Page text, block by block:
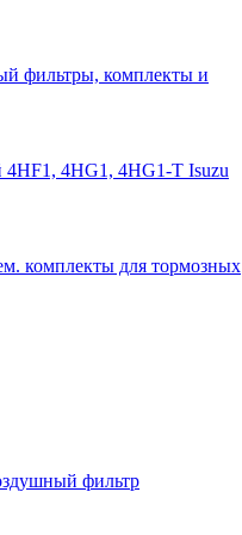
фильтры, комплекты и
4HF1, 4HG1, 4HG1-Т Isuzu
комплекты для тормозных
фильтр